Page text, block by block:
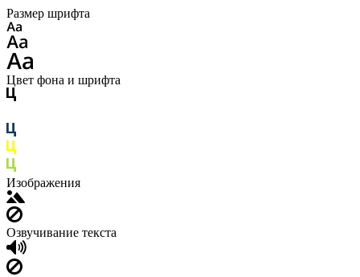
Размер шрифта
Цвет фона и шрифта
Изображения
Озвучивание текста